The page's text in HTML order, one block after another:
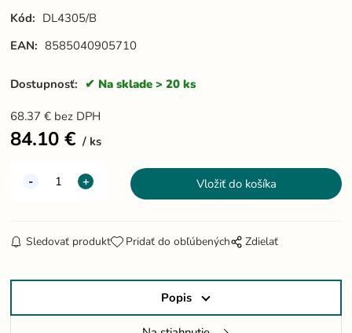
Kód: DL4305/B
EAN: 8585040905710
Dostupnosť: Na sklade > 20 ks
68.37 € bez DPH
84.10 € ks
Sledovať produkt Pridať do obľúbených Zdielať
Popis